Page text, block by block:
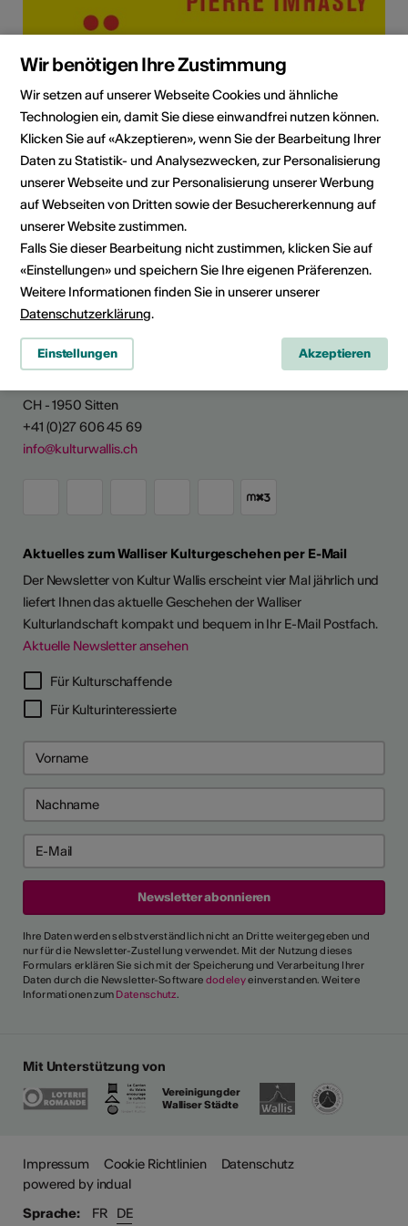
Institution / Organisation
Aktionsgruppe Pierre Imhasly
Sandstrasse 28
3904 Naters
Telefon +41 79 429 06 26
Webseite
Route planen
ÖV Fahrplan
Kultur Wallis
CH - 1950 Sitten
+41 (0)27 606 45 69
info@kulturwallis.ch
Aktuelles zum Walliser Kulturgeschehen per E-Mail
Der Newsletter von Kultur Wallis erscheint vier Mal jährlich und
liefert Ihnen das aktuelle Geschehen der Walliser
Kulturlandschaft kompakt und bequem in Ihr E-Mail Postfach.
Aktuelle Newsletter ansehen
Für Kulturschaffende
Für Kulturinteressierte
Ihre Daten werden selbstverständlich nicht an Dritte weitergegeben und
nur für die Newsletter-Zustellung verwendet. Mit der Nutzung dieses
Formulars erklären Sie sich mit der Speicherung und Verarbeitung Ihrer
Daten durch die Newsletter-Software dodeleyeinverstanden. Weitere
Informationen zum Datenschutz.
Mit Unterstützung von
Vereinigung der
Walliser Städte
Impressum Cookie Richtlinien
Datenschutz
powered by indual
Sprache:
FR DE
Wir benötigen Ihre Zustimmung
Wir setzen auf unserer Webseite Cookies und ähnliche
Technologien ein, damit Sie diese einwandfrei nutzen können.
Klicken Sie auf «Akzeptieren», wenn Sie der Bearbeitung Ihrer
Daten zu Statistik- und Analysezwecken, zur Personalisierung
unserer Webseite und zur Personalisierung unserer Werbung
auf Webseiten von Dritten sowie der Besuchererkennung auf
unserer Website zustimmen.
Falls Sie dieser Bearbeitung nicht zustimmen, klicken Sie auf
«Einstellungen» und speichern Sie Ihre eigenen Präferenzen.
Weitere Informationen finden Sie in unserer unserer
Datenschutzerklärung.
Einstellungen Akzeptieren